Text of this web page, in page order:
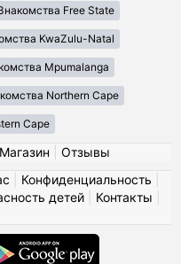
Free State
KwaZulu-Natal
Mpumalanga
Northern Cape
Cape
Магазин
Отзывы
Конфиденциальность
детей| Контакты